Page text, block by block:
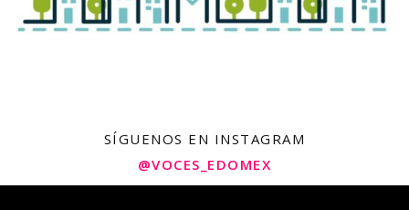
SÍGUENOS EN INSTAGRAM
@VOCES_EDOMEX